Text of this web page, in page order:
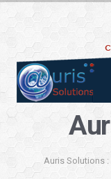
Auris Solutions :